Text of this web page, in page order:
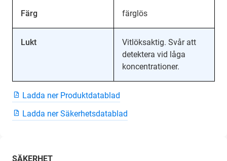
Färg färglös
Lukt
Vitlöksaktig. Svår att
detektera vid låga
koncentrationer.
Ladda ner Produktdatablad
Ladda ner Säkerhetsdatablad
SÄKERHET